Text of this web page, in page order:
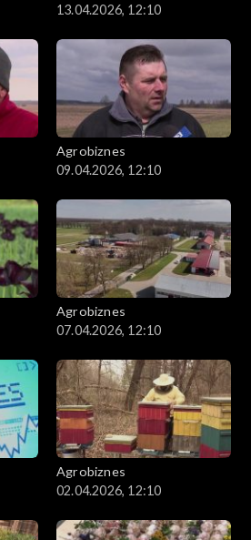
13.04.2026, 12:10
Agrobiznes
09.04.2026, 12:10
Agrobiznes
07.04.2026, 12:10
Agrobiznes
02.04.2026, 12:10